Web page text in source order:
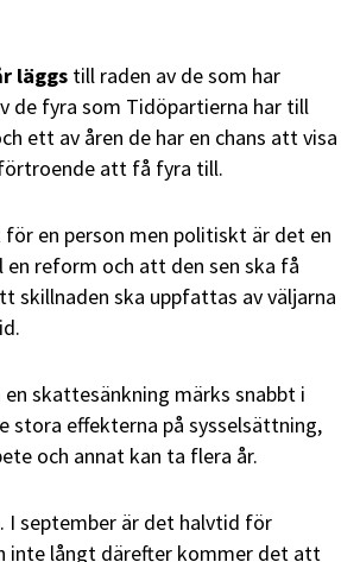
läggs till raden av de som har
de fyra som Tidöpartierna har till
ett av åren de har en chans att visa
att få fyra till.
för en person men politiskt är det en
reform och att den sen ska få
skillnaden ska uppfattas av väljarna
en skattesänkning märks snabbt i
stora effekterna på sysselsättning,
och annat kan ta flera år.
I september är det halvtid för
inte långt därefter kommer det att